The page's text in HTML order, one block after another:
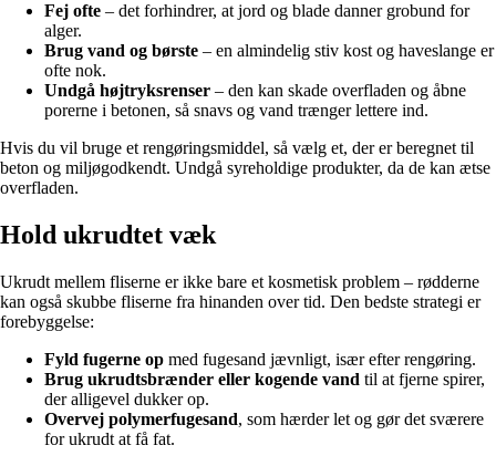
Fej ofte – det forhindrer, at jord og blade danner grobund for
alger.
Brug vand og børste – en almindelig stiv kost og haveslange er
ofte nok.
Undgå højtryksrenser – den kan skade overfladen og åbne
porerne i betonen, så snavs og vand trænger lettere ind.
Hvis du vil bruge et rengøringsmiddel, så vælg et, der er beregnet til
beton og miljøgodkendt. Undgå syreholdige produkter, da de kan ætse
overfladen.
Hold ukrudtet væk
Ukrudt mellem fliserne er ikke bare et kosmetisk problem – rødderne
kan også skubbe fliserne fra hinanden over tid. Den bedste strategi er
forebyggelse:
Fyld fugerne op med fugesand jævnligt, især efter rengøring.
Brug ukrudtsbrænder eller kogende vand til at fjerne spirer,
der alligevel dukker op.
Overvej polymerfugesand, som hærder let og gør det sværere
for ukrudt at få fat.